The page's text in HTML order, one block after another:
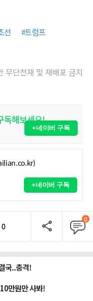
선
#트럼프
무단전재 및 재배포 금지
독해보세요!
+네이버 구독
+네이버 구독
0
0